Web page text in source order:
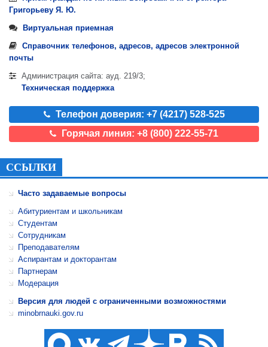
Григорьеву Я. Ю.
Виртуальная приемная
Справочник телефонов, адресов, адресов электронной
почты
Администрация сайта: ауд. 219/3;
Техническая поддержка
Телефон доверия: +7 (4217) 528-525
Горячая линия: +8 (800) 222-55-71
ССЫЛКИ
Часто задаваемые вопросы
Абитуриентам и школьникам
Студентам
Сотрудникам
Преподавателям
Аспирантам и докторантам
Партнерам
Модерация
Версия для людей с ограниченными возможностями
minobrnauki.gov.ru